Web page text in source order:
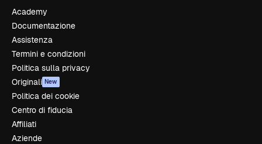
Academy
Documentazione
Assistenza
Termini e condizioni
Politica sulla privacy
Originali New
Politica dei cookie
Centro di fiducia
Affiliati
Aziende